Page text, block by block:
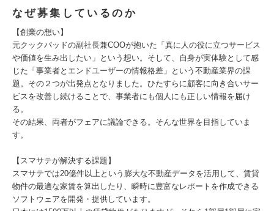
なぜ募集しているのか
【創業の想い】
元クックパッドの副社長兼COOが抱いた「真に人の役に立つサービス
や価値を生み出したい」という想い。そして、自身が実体験として感
じた「事業者とエンドユーザーの情報格差」という不動産業界の課
題。その２つが出発点となりました。ひたすらに顧客に向き合いサー
ビスを改善し続けることで、事業者にも個人にも正しい情報を届け
る。
その結果、両者がフェアに議論できる。そんな世界を目指していま
す。
【スマサテが解決する課題】
スマサテでは20億件以上という膨大な不動産データを活用して、賃貸
物件の最適な家賃を算出したり、瞬時に豊富なレポートを作成できる
ソフトウェアを開発・提供しています。